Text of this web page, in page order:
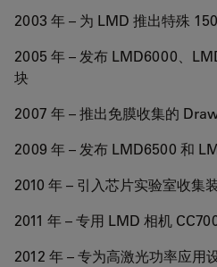
2003 年 – 为 LMD 推出特殊
2005 年 – 发布 LMD6000、
块
2007 年 – 推出免膜收集的
2009 年 – 发布 LMD6500 和
2010 年 – 引入芯片实验室收集
2011 年 – 专用 LMD 相机
2012 年 – 专为高激光功率应用